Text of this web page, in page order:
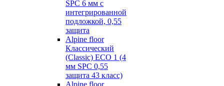
SPC 6 мм с
интегрированной
подложкой, 0,55
защита
Alpine floor
Классический
(Classic) ECO 1 (4
мм SPC 0,55
защита 43 класс)
Alpine floor